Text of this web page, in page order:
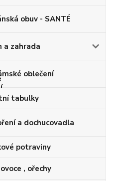
obuv - SANTÉ
a zahrada
oblečení
tabulky
a dochucovadla
potraviny
, ořechy